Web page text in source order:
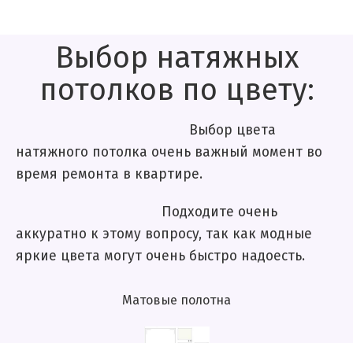
Выбор натяжных
потолков по цвету:
Выбор цвета
натяжного потолка очень важный момент во
время ремонта в квартире.
Подходите очень
аккуратно к этому вопросу, так как модные
яркие цвета могут очень быстро надоесть.
Матовые полотна